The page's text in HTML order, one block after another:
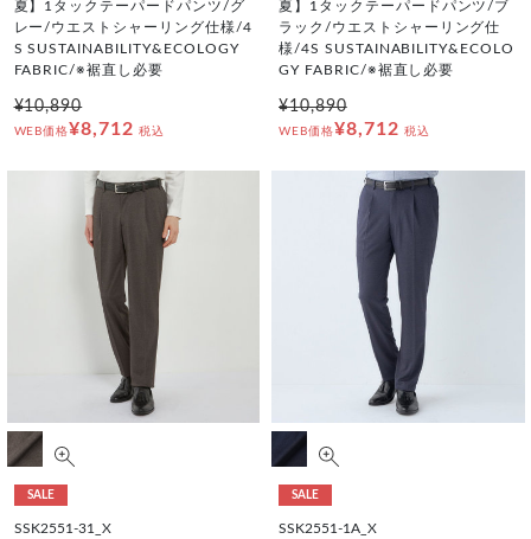
夏】1タックテーパードパンツ/グ
レー/ウエストシャーリング仕様/4
S SUSTAINABILITY&ECOLOGY
FABRIC/※裾直し必要
¥10,890
WEB価格¥8,712 税込
夏】1タックテーパードパンツ/ブ
ラック/ウエストシャーリング仕
様/4S SUSTAINABILITY&ECOLO
GY FABRIC/※裾直し必要
¥10,890
WEB価格¥8,712 税込
SALE
SSK2551-31_X
SALE
SSK2551-1A_X